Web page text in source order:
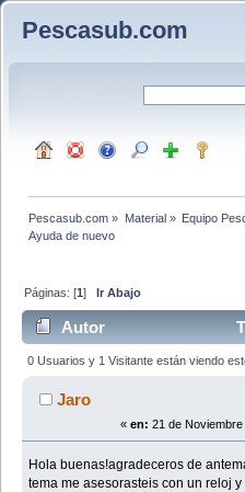
Pescasub.com
Pescasub.com » Material» Equipo
Ayuda de nuevo
Páginas: [1]Ir Abajo
Autor
(Leído 2077 veces)
0 Usuarios y 1 Visitante están viendo
Jaro
« en: 21 de
Hola buenas!agradeceros de
tema me asesorasteis con un reloj